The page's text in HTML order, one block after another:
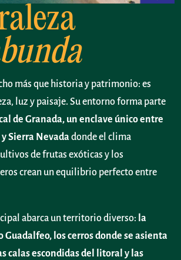
más que historia y patrimonio: es
luz y paisaje. Su entorno forma parte
de Granada, un enclave único entre
Sierra Nevadadonde el clima
de frutas exóticas y los
crean un equilibrio perfecto entre
abarca un territorio diverso: la
los cerros donde se asienta
calas escondidas del litoral y las